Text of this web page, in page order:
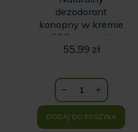
dezodorant
konopny w kremie
z CBD o zapachu
wanilii i kwiatów
HempKing
55.99 zł
DODAJ DO KOSZYKA